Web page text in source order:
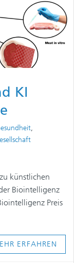
KI
,
künstlichen
Biointelligenz
Preis
ERFAHREN